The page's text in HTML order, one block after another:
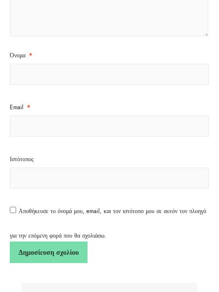
Όνομα *
Email *
Ιστότοπος
Αποθήκευσε το όνομά μου, email, και τον ιστότοπο μου σε αυτόν τον πλοηγό
για την επόμενη φορά που θα σχολιάσω.